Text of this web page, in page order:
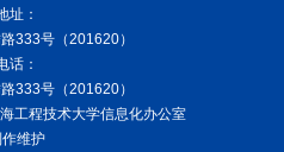
址：
333号（201620）
话：
333号（201620）
工程技术大学信息化办公室
维护